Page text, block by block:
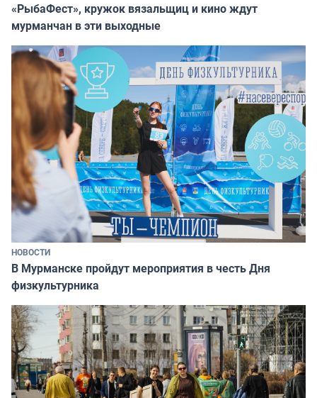
«РыбаФест», кружок вязальщиц и кино ждут
мурманчан в эти выходные
НОВОСТИ
В Мурманске пройдут мероприятия в честь Дня
физкультурника